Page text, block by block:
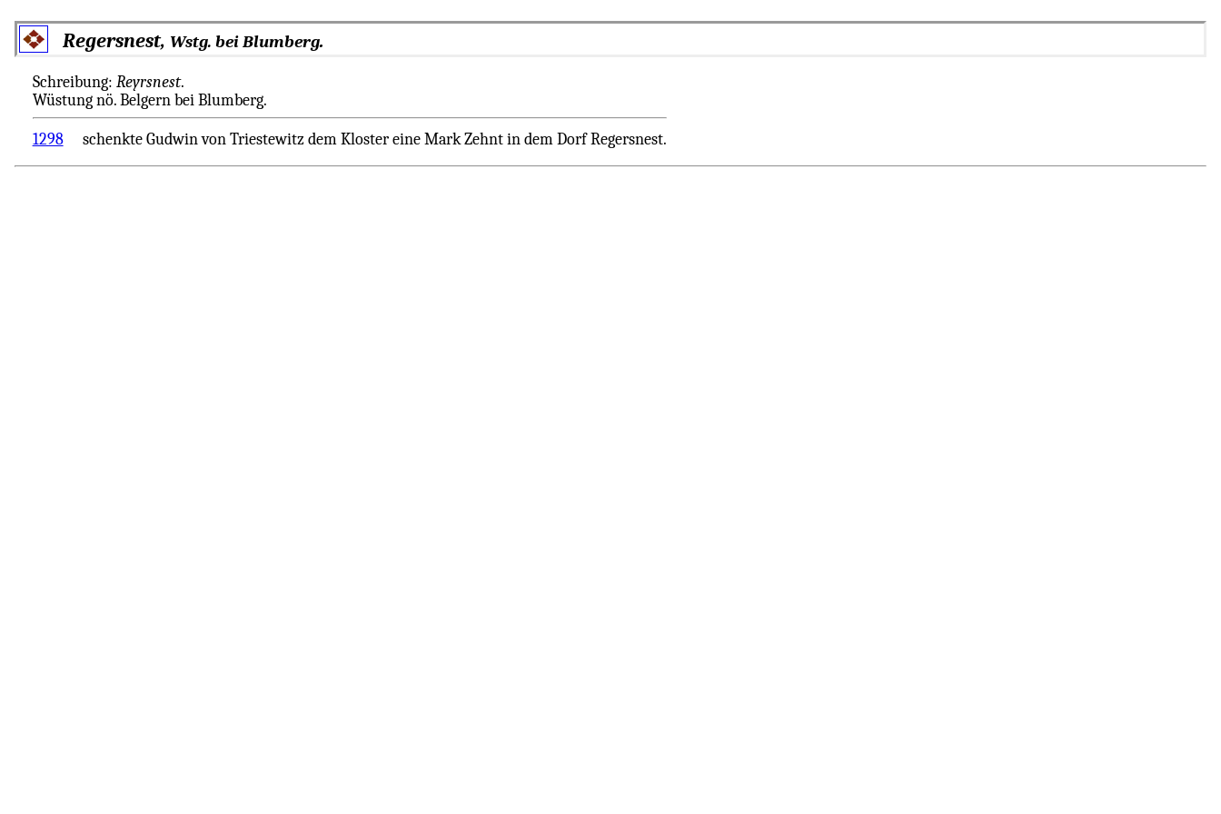
Regersnest, Wstg. bei Blumberg.
Schreibung: Reyrsnest.
Wüstung nö. Belgern bei Blumberg.
1298 schenkte Gudwin von Triestewitz dem Kloster eine Mark Zehnt in dem Dorf Regersnest.